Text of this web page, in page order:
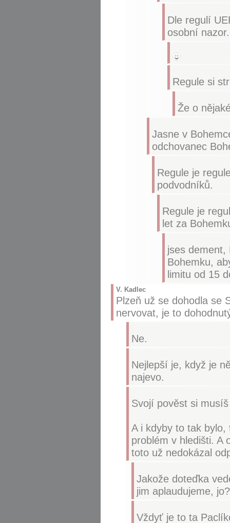
Dle regulí
osobní nazor.
Regule si
Že o
Jasne v
odchovanec
Regule je
podvodníků.
Regule je
let za
jses dement,
Bohemku,
limitu od 15
V. Kadlec
Plzeň už se dohodla se
nervovat, je to
Ne.
Nejlepší je, když je
najevo.
Svojí pověst si
A i kdyby to tak
problém v hledišti. A
toto už nedokázal
Jakože doteďka
jim aplaudujeme,
Vždyť je to ta